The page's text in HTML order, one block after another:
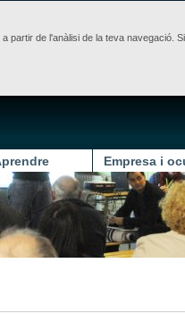
partir de l'anàlisi de la teva navegació.
Empresa i